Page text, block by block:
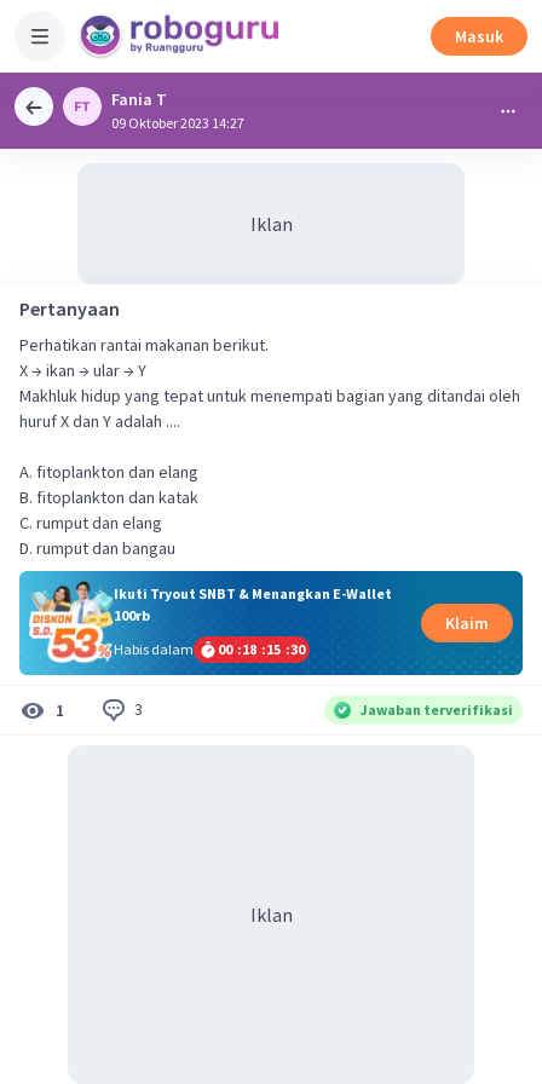
Masuk
Fania T
09 Oktober 2023 14:27
Iklan
Pertanyaan
Perhatikan rantai makanan berikut.
X → ikan → ular → Y
Makhluk hidup yang tepat untuk menempati bagian yang ditandai oleh
huruf X dan Y adalah ....
A. fitoplankton dan elang
B. fitoplankton dan katak
C. rumput dan elang
D. rumput dan bangau
Ikuti Tryout SNBT & Menangkan E-Wallet
100rb
Habis dalam
00 :18 :15 :29
Klaim
1 3 Jawaban terverifikasi
Iklan